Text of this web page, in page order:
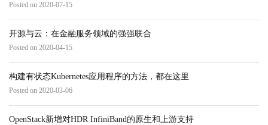
Posted on 2020-07-15
开源与云：在金融服务领域的强强联合
Posted on 2020-04-15
构建有状态Kubernetes应用程序的方法，都在这里
Posted on 2020-03-06
OpenStack新增对HDR InfiniBand的原生和上游支持